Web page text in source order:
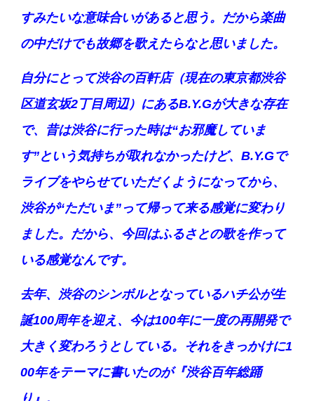
すみたいな意味合いがあると思う。だから楽曲
の中だけでも故郷を歌えたらなと思いました。
自分にとって渋谷の百軒店（現在の東京都渋谷
区道玄坂2丁目周辺）にあるB.Y.Gが大きな存在
で、昔は渋谷に行った時は“お邪魔していま
す”という気持ちが取れなかったけど、B.Y.Gで
ライブをやらせていただくようになってから、
渋谷が“ただいま”って帰って来る感覚に変わり
ました。だから、今回はふるさとの歌を作って
いる感覚なんです。
去年、渋谷のシンボルとなっているハチ公が生
誕100周年を迎え、今は100年に一度の再開発で
大きく変わろうとしている。それをきっかけに1
00年をテーマに書いたのが『渋谷百年総踊
り』。